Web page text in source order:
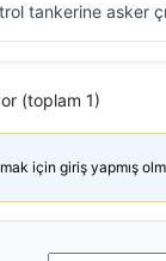
tankerine asker
(toplam 1)
için giriş yapmış